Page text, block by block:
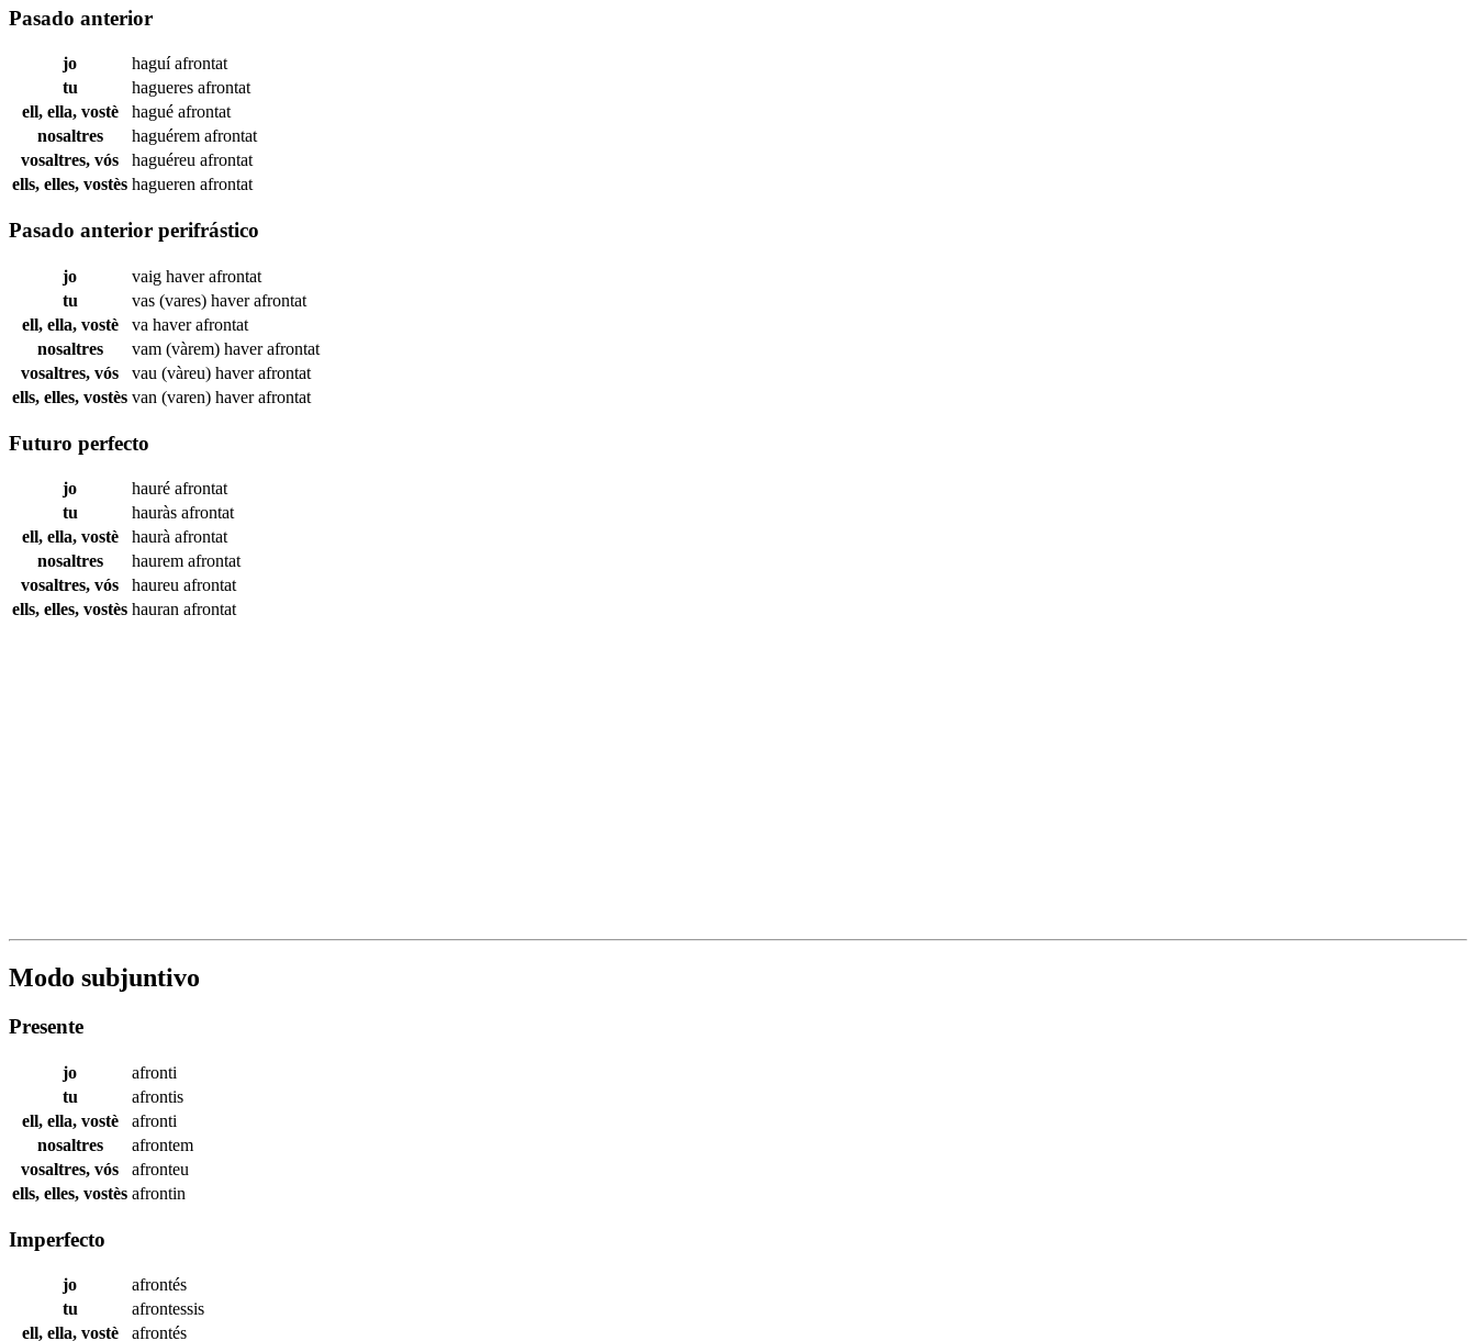
Pasado anterior
jo haguíafrontat
tu
hagueres afrontat
ell, ella, vostè
hagué afrontat
nosaltres
haguérem afrontat
vosaltres, vós
haguéreu afrontat
ells, elles, vostès hagueren afrontat
Pasado anterior perifrástico
jo vaig haverafrontat
tu
vas (vares) haverafrontat
ell, ella, vostè
va haverafrontat
nosaltres
vam (vàrem) haverafrontat
vosaltres, vós
vau (vàreu) haverafrontat
ells, elles, vostès van (varen) haverafrontat
Futuro perfecto
jo hauré afrontat
tu
hauràs afrontat
ell, ella, vostè
haurà afrontat
nosaltres
haurem afrontat
vosaltres, vós
haureu afrontat
ells, elles, vostès hauran afrontat
Modo subjuntivo
Presente
jo
afronti
tu
afrontis
ell, ella, vostè
afronti
nosaltres
afrontem
vosaltres, vós
afronteu
ells, elles, vostès afrontin
Imperfecto
jo
afrontés
tu
afrontessis
ell, ella, vostè
afrontés